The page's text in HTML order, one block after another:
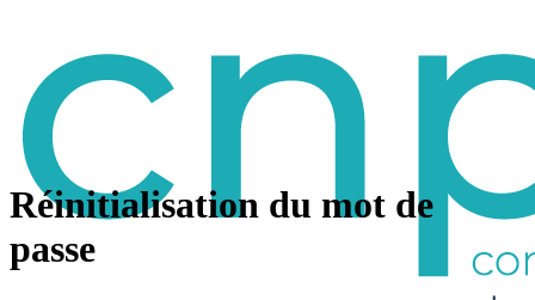
Réinitialisation du mot de
passe